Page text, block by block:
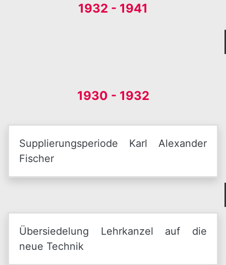
1932 - 1941
1930 - 1932
Supplierungsperiode Karl Alexander
Fischer
Übersiedelung Lehrkanzel auf die
neue Technik